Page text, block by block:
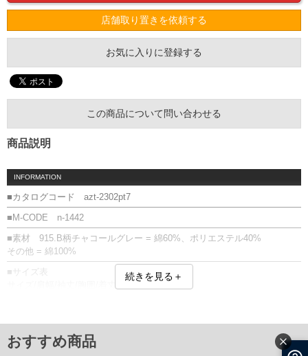
店舗取り置きを依頼する
お気に入りに登録する
この商品について問い合わせる
商品説明
INFORMATION
■カタログコード azt-2302pt7
■M-CODE n-1442
■素材 915.B柄チャコールグレー = 綿60%、ポリエステル40%
その他 = 綿100%
■サイズ表
サイズ/肩幅/袖丈/胸囲/着丈
4L/54/26/132/76
5L/56/27/138/78
6L/58/28/144/80
続きを見る＋
おすすめ商品